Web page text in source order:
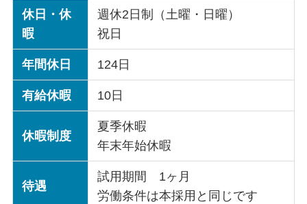
休日・休
暇
週休2日制（土曜・日曜）
祝日
年間休日 124日
有給休暇 10日
休暇制度
夏季休暇
年末年始休暇
待遇
試用期間 1ヶ月
労働条件は本採用と同じです